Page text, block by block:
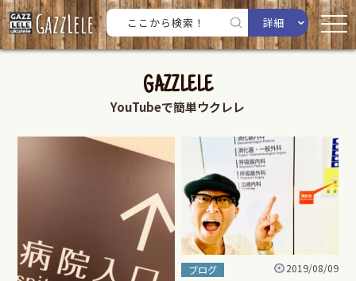
詳細
GAZZLELE
YouTubeで簡単ウクレレ
ブログ 2019/08/09